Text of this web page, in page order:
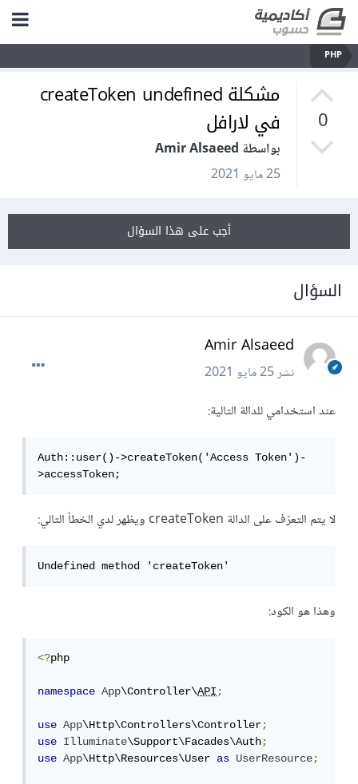
PHP
0
مشكلة createToken undefined
في لارافل
بواسطة Amir Alsaeed
25 مايو 2021
أجب على هذا السؤال
السؤال
Amir Alsaeed
نشر25 مايو 2021
عند استخدامي للدالة التالية:
Auth::user()->createToken('Access Token')-
>accessToken;
لا يتم التعرّف على الدالة createToken ويظهر لدي الخطأ التالي:
Undefined method 'createToken'
وهذا هو الكود:
<?php
namespace App\Controller\API;
use App\Http\Controllers\Controller;
use
Illuminate\Support\Facades\Auth;
use
App\Http\Resources\User as UserResource;